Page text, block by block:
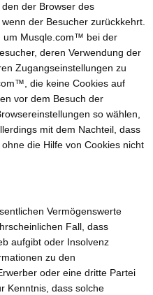
der Browser des
der Besucher zurückkehrt.
um Musqle.com™ bei der
deren Verwendung der
Zugangseinstellungen zu
die keine Cookies auf
vor dem Besuch der
so wählen,
mit dem Nachteil, dass
die Hilfe von Cookies nicht
Vermögenswerte
Fall, dass
aufgibt oder Insolvenz
zu den
oder eine dritte Partei
Kenntnis, dass solche